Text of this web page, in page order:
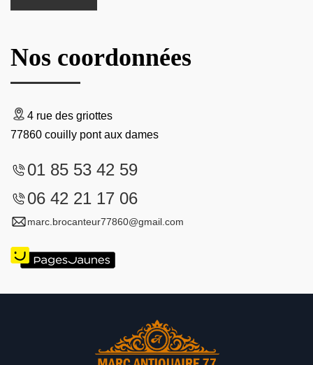
Nos coordonnées
4 rue des griottes
77860 couilly pont aux dames
01 85 53 42 59
06 42 21 17 06
marc.brocanteur77860@gmail.com